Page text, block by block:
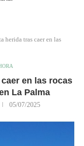
herida tras caer en las
en las rocas
La Palma
05/07/2025